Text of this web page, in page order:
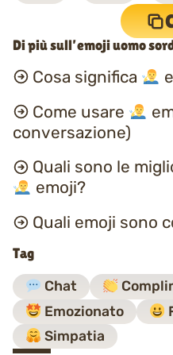
Di più sull’emoji uomo
Cosa significa
Come usare
conversazione)
Quali sono le
emoji?
Quali emoji sono
Tag
Chat
Emozionato
Simpatia